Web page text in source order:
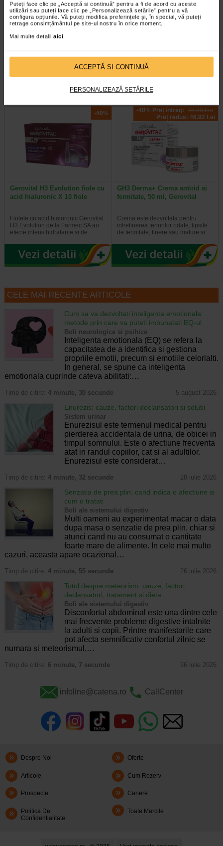
Puteți face clic pe „Acceptă si continuă” pentru a fi de acord cu aceste
utilizări sau puteți face clic pe „Personalizează setările” pentru a vă
configura opțiunile. Vă puteți modifica preferințele și, în special, vă puteți
retrage consimțământul pe site-ul nostru în orice moment.
Mai multe detalii aici.
ACCEPTĂ SI CONTINUĂ
PERSONALIZEAZĂ SETĂRILE
Sebium Gel Spumant pentru
Bioderma Sebium Gel Spumant
este solutia ideala pentru curatarea
tenului gras. Formula sa…
Bioderma Sensibio H2O
Solutia Micelara Sensibio H2O de
pentru demachierea tenului cat si…
-40%
Gerovital H3 Evolution fiole cu
acid hialuronic X 10 fiole
Fiolele cu acid hialuronic Gerovital
H3 Evolution de la Farmec SA au
efecte intens hidratante si de…
-40% Preț întreg: 78.20 Lei
Preț redus: 46.92 Lei
GH3 Derma+ Crema antirid si
fermitate, 50 ml, Gerovital
Crema este dezvoltata pentru
intretinerea tenurilor ridate, lipsite
de fermitate, tinere sau mature si…
CELE MAI RECENTE ARTICOLE
Cum sa va dezvoltati inteligenta emotionala:
metode prin care va puteti imbunatati EQ-ul
Boli neurologice si psihice
Inteligenta emotionala (EQ) se refera la
capacitatea de a identifica si gestiona
propriile emotii, precum si emotiile celorlalti.
In general, se spune ca inteligenta
emotionala cuprinde cateva abilitati:…
Timp de citire: 4 minute, 30 secunde 5 august 2026
Enurezis: cauze, factori declansatori si solutii
Sistem urinar
Enurezisul este termenul medical pentru
pierderea accidentala de urina, de obicei in
timpul somnului. Este o afectiune frecventa
atat in randul copiilor, cat si al adultilor.
Enurezisul este considerat…
Timp de citire: 4 minute, 32 secunde 28 iulie 2026
Senzatia de prea plin: cand indica o afectiune si
cum o tratati
Boli ale sistemului digestiv
Multi oameni au experimentat macar o data
dupa masa o senzatie de prea plin, chiar si
atunci cand nu au consumat o cantitate
foarte mare de alimente. In cele mai multe
cazuri, aceasta apare ocazional…
Timp de citire: 4 minute, 55 secunde 26 iulie 2026
Totul despre meteorism: cauze, factori
declansatori, tratament si dieta
Boli ale sistemului digestiv
Disconfortul abdominal este una dintre cele
mai frecvente probleme digestive intalnite
la adulti si copii. Printre manifestarile care
pot afecta semnificativ confortul zilnic se
numara si meteorismul,…
Timp de citire: 6 minute, 7 secunde 26 iulie 2026
infoline@catena.ro CallCenter
Despre Noi Oferte
Articole Cum Rezerv
Prospecte Cariere
Politica De
Confidentialitate
Toate Marcile